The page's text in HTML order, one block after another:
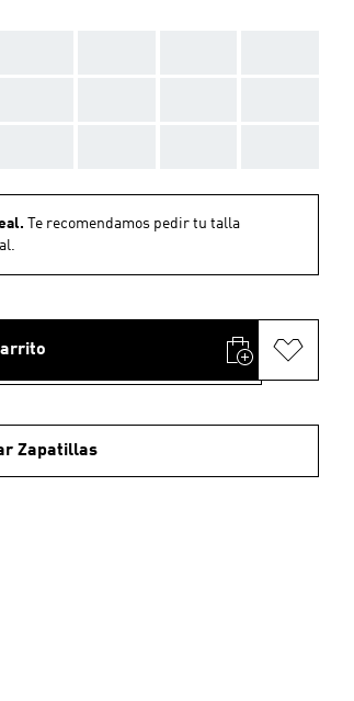
Te recomendamos pedir tu talla
Zapatillas